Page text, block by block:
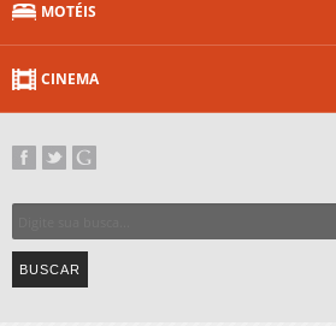
MOTÉIS
CINEMA